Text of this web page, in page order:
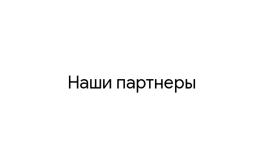
Наши партнеры